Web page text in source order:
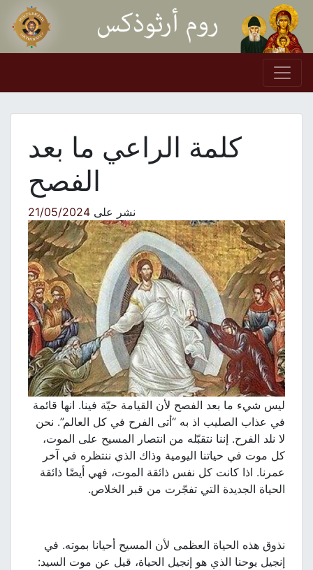
Skip to content
Main Navigation
كلمة الراعي ما بعد
الفصح
نشر على21/05/2024
ليس شيء ما بعد الفصح لأن القيامة حيّة فينا. انها قائمة
في عذاب الصليب اذ به “أتى الفرح في كل العالم”. نحن
لا نلد الفرح. إننا نتقبّله من انتصار المسيح على الموت،
كل موت في حياتنا اليومية وذاك الذي ننتظره في آخر
عمرنا. اذا كانت كل نفس ذائقة الموت، فهي أيضًا ذائقة
الحياة الجديدة التي تفجّرت من قبر الخلاص.
نذوق هذه الحياة العظمى لأن المسيح أحيانا بموته. في
إنجيل يوحنا الذي هو إنجيل الحياة، قيل عن موت السيد: